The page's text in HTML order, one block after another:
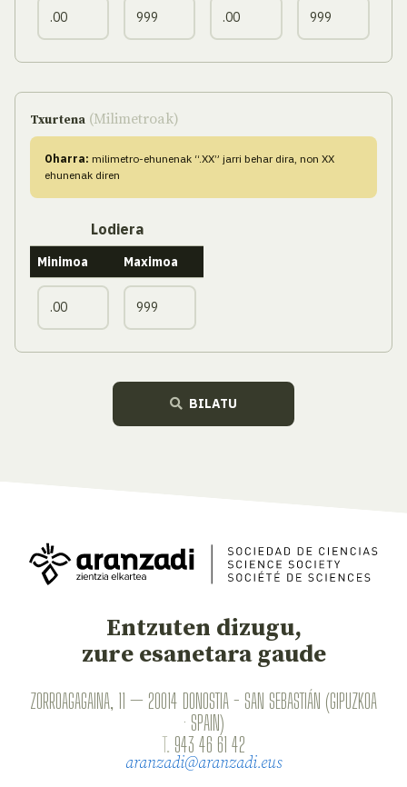
Txurtena (Milimetroak)
Oharra: milimetro-ehunenak “.XX” jarri behar dira, non XX
ehunenak diren
Lodiera
Minimoa Maximoa
BILATU
Entzuten dizugu,
zure esanetara gaude
ZORROAGAGAINA, 11 — 20014 DONOSTIA - SAN SEBASTIÁN (GIPUZKOA
· SPAIN)
T. 943 46 61 42
aranzadi@aranzadi.eus